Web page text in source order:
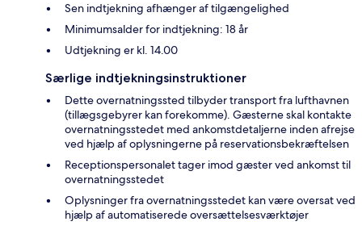
Sen indtjekning afhænger af tilgængelighed
Minimumsalder for indtjekning: 18 år
Udtjekning er kl. 14.00
Særlige indtjekningsinstruktioner
Dette overnatningssted tilbyder transport fra lufthavnen
(tillægsgebyrer kan forekomme). Gæsterne skal kontakte
overnatningsstedet med ankomstdetaljerne inden afrejse
ved hjælp af oplysningerne på reservationsbekræftelsen
Receptionspersonalet tager imod gæster ved ankomst til
overnatningsstedet
Oplysninger fra overnatningsstedet kan være oversat ved
hjælp af automatiserede oversættelsesværktøjer